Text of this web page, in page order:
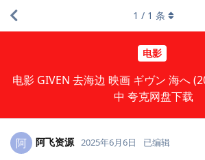
电影
电影 GIVEN 去海边 映画 ギヴン 海へ
中 夸克网盘下载
1 / 1 条
阿 阿飞资源 2025年6月6日 已编辑